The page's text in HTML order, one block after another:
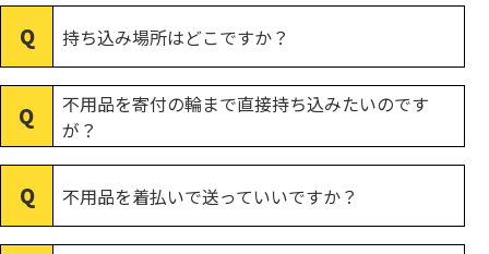
持ち込み場所はどこですか？
不用品を寄付の輪まで直接持ち込みたいのです
が？
不用品を着払いで送っていいですか？